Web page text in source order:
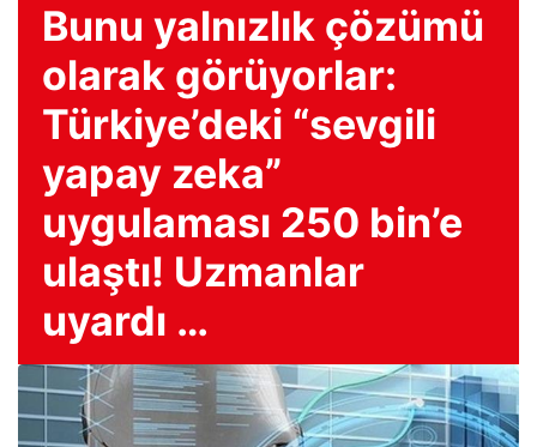
Bunu yalnızlık çözümü
olarak görüyorlar:
Türkiye’deki “sevgili
yapay zeka”
uygulaması 250 bin’e
ulaştı! Uzmanlar
uyardı …